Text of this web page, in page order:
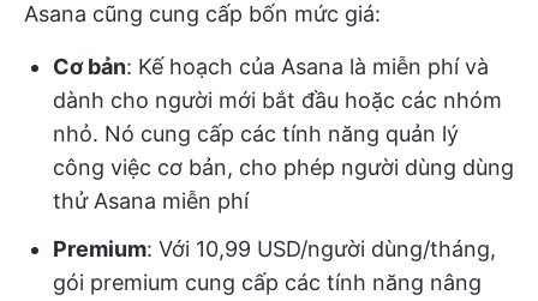
Asana cũng cung cấp bốn mức giá:
Cơ bản: Kế hoạch của Asana là miễn phí và
dành cho người mới bắt đầu hoặc các nhóm
nhỏ. Nó cung cấp các tính năng quản lý
công việc cơ bản, cho phép người dùng dùng
thử Asana miễn phí
Premium: Với 10,99 USD/người dùng/tháng,
gói premium cung cấp các tính năng nâng